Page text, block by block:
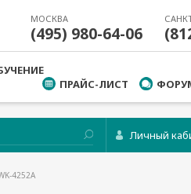
МОСКВА
(495) 980-64-06
ПРАЙС-ЛИСТ
Личный
4252А